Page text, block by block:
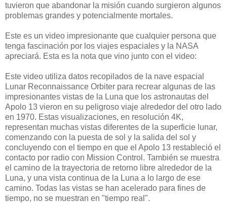
tuvieron que abandonar la misión cuando surgieron algunos
problemas grandes y potencialmente mortales.
Este es un video impresionante que cualquier persona que
tenga fascinación por los viajes espaciales y la NASA
apreciará. Esta es la nota que vino junto con el video:
Este video utiliza datos recopilados de la nave espacial
Lunar Reconnaissance Orbiter para recrear algunas de las
impresionantes vistas de la Luna que los astronautas del
Apolo 13 vieron en su peligroso viaje alrededor del otro lado
en 1970. Estas visualizaciones, en resolución 4K,
representan muchas vistas diferentes de la superficie lunar,
comenzando con la puesta de sol y la salida del sol y
concluyendo con el tiempo en que el Apolo 13 restableció el
contacto por radio con Mission Control. También se muestra
el camino de la trayectoria de retorno libre alrededor de la
Luna, y una vista continua de la Luna a lo largo de ese
camino. Todas las vistas se han acelerado para fines de
tiempo, no se muestran en "tiempo real".